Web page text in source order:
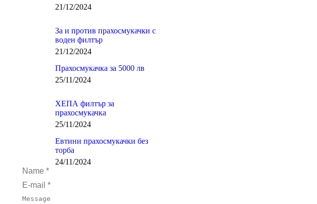
21/12/2024
За и против прахосмукачки с
воден филтър
21/12/2024
Прахосмукачка за 5000 лв
25/11/2024
ХЕПА филтър за
прахосмукачка
25/11/2024
Евтини прахосмукачки без
торба
24/11/2024
Name *
E-mail *
Message